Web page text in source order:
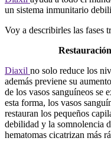
un sistema inmunitario
Voy a describirles las fases
Diaxil no solo reduce los
además previene su
de los vasos sanguíneos se
esta forma, los vasos
restauran los pequeños
debilidad y la somnolencia
hematomas cicatrizan más